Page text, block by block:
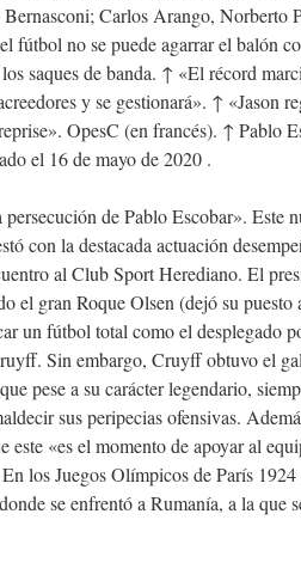
Carlos Arango, Norberto
fútbol no se puede agarrar el balón
saques de banda. ↑ «El récord
y se gestionará». ↑ «Jason
OpesC (en francés). ↑ Pablo
el 16 de mayo de 2020 .
de Pablo Escobar». Este
con la destacada actuación
al Club Sport Herediano. El
el gran Roque Olsen (dejó su puesto
un fútbol total como el desplegado
Sin embargo, Cruyff obtuvo el
pese a su carácter legendario,
sus peripecias ofensivas.
«es el momento de apoyar al
los Juegos Olímpicos de París
se enfrentó a Rumanía, a la que